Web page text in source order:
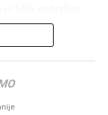
imate i hibridne
od onih običnih.
smjena
govori
na više od